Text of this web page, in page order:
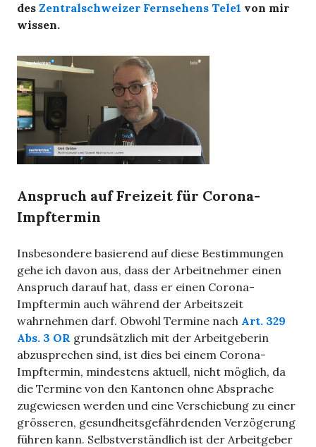
des Zentralschweizer Fernsehens Tele1 von mir
wissen.
Anspruch auf Freizeit für Corona-
Impftermin
Insbesondere basierend auf diese Bestimmungen
gehe ich davon aus, dass der Arbeitnehmer einen
Anspruch darauf hat, dass er einen Corona-
Impftermin auch während der Arbeitszeit
wahrnehmen darf. Obwohl Termine nach Art. 329
Abs. 3 OR grundsätzlich mit der Arbeitgeberin
abzusprechen sind, ist dies bei einem Corona-
Impftermin, mindestens aktuell, nicht möglich, da
die Termine von den Kantonen ohne Absprache
zugewiesen werden und eine Verschiebung zu einer
grösseren, gesundheitsgefährdenden Verzögerung
führen kann. Selbstverständlich ist der Arbeitgeber